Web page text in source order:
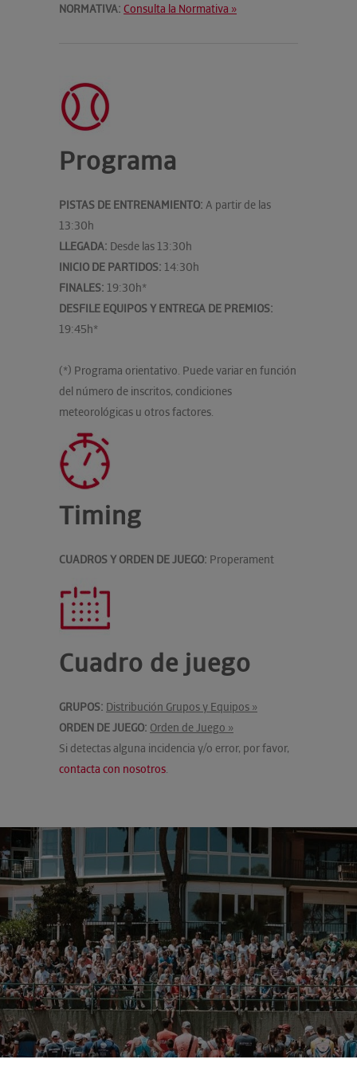
NORMATIVA: Consulta la Normativa »
Programa
PISTAS DE ENTRENAMIENTO: A partir de las
13:30h
LLEGADA: Desde las 13:30h
INICIO DE PARTIDOS: 14:30h
FINALES: 19:30h*
DESFILE EQUIPOS Y ENTREGA DE PREMIOS:
19:45h*
(*) Programa orientativo. Puede variar en función
del número de inscritos, condiciones
meteorológicas u otros factores.
Timing
CUADROS Y ORDEN DE JUEGO: Properament
Cuadro de juego
GRUPOS: Distribución Grupos y Equipos »
ORDEN DE JUEGO: Orden de Juego »
Si detectas alguna incidencia y/o error, por favor,
contacta con nosotros.